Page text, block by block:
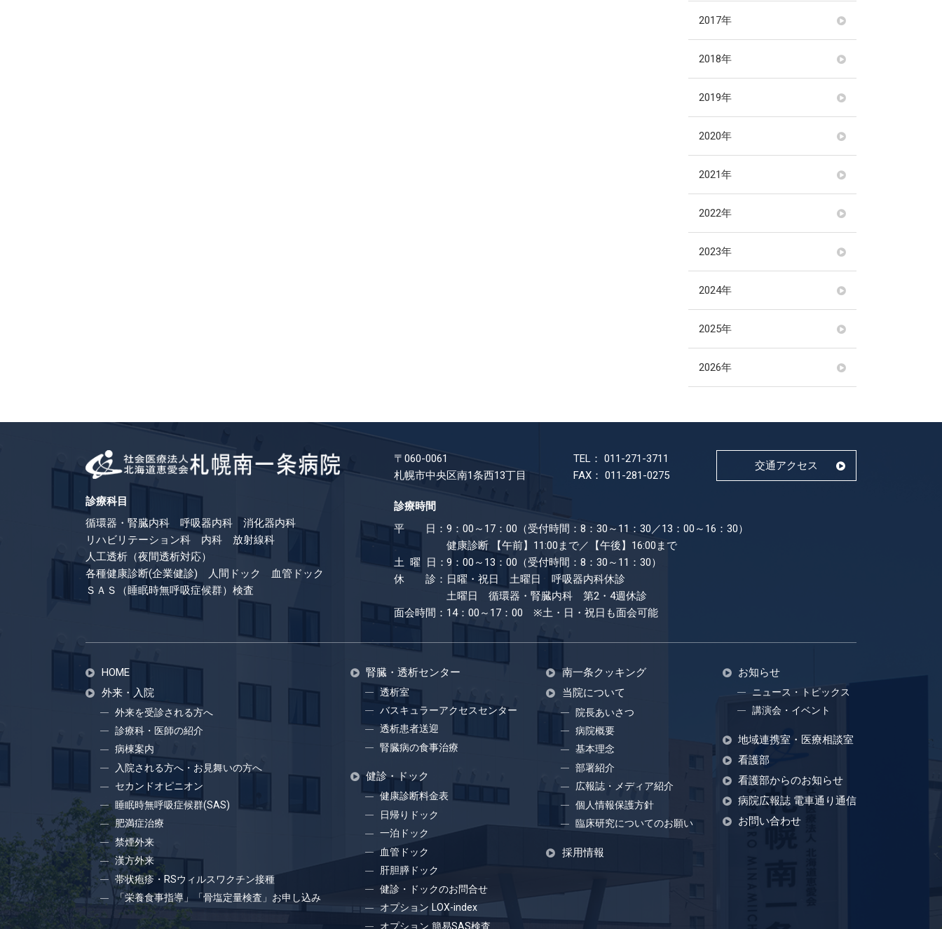
2017年
2018年
2019年
2020年
2021年
2022年
2023年
2024年
2025年
2026年
診療科目
循環器・腎臓内科 呼吸器内科 消化器内科
リハビリテーション科 内科 放射線科
人工透析（夜間透析対応）
各種健康診断(企業健診) 人間ドック 血管ドック
ＳＡＳ（睡眠時無呼吸症候群）検査
〒060-0061
札幌市中央区南1条西13丁目
TEL： 011-271-3711
FAX： 011-281-0275
交通アクセス
診療時間
平 日： 9：00～17：00（受付時間：8：30～11：30／13：00～16：30）
健康診断
【午前】11:00まで／【午後】16:00まで
土 曜 日：9：00～13：00（受付時間：8：30～11：30）
休 診： 日曜・祝日 土曜日 呼吸器内科休診
土曜日 循環器・腎臓内科 第2・4週休診
面会時間： 14：00～17：00 ※土・日・祝日も​面会可能
HOME
外来・入院
外来を受診される方へ
診療科・医師の紹介
病棟案内
入院される方へ・お見舞いの方へ
セカンドオピニオン
睡眠時無呼吸症候群(SAS)
肥満症治療
禁煙外来
漢方外来
帯状疱疹・RSウィルスワクチン接種
「栄養食事指導」「骨塩定量検査」お申し込み
腎臓・透析センター
透析室
バスキュラーアクセスセンター
透析患者送迎
腎臓病の食事治療
健診・ドック
健康診断料金表
日帰りドック
一泊ドック
血管ドック
肝胆膵ドック
健診・ドックのお問合せ
オプション LOX-index
オプション 簡易SAS検査
南一条クッキング
当院について
院長あいさつ
病院概要
基本理念
部署紹介
広報誌・メディア紹介
個人情報保護方針
臨床研究についてのお願い
採用情報
お知らせ
ニュース・トピックス
講演会・イベント
地域連携室・医療相談室
看護部
看護部からのお知らせ
病院広報誌 電車通り通信
お問い合わせ